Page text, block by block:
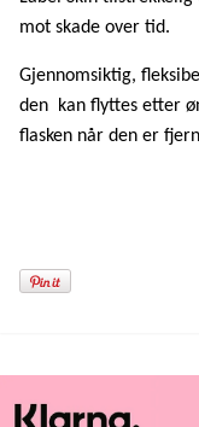
mot skade over tid.
Gjennomsiktig,
den kan flyttes etter
flasken når den er